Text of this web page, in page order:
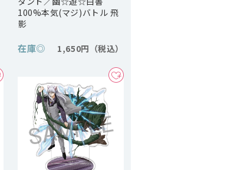
100%本気(マジ)バトル 飛
影
在庫◎ 1,650円